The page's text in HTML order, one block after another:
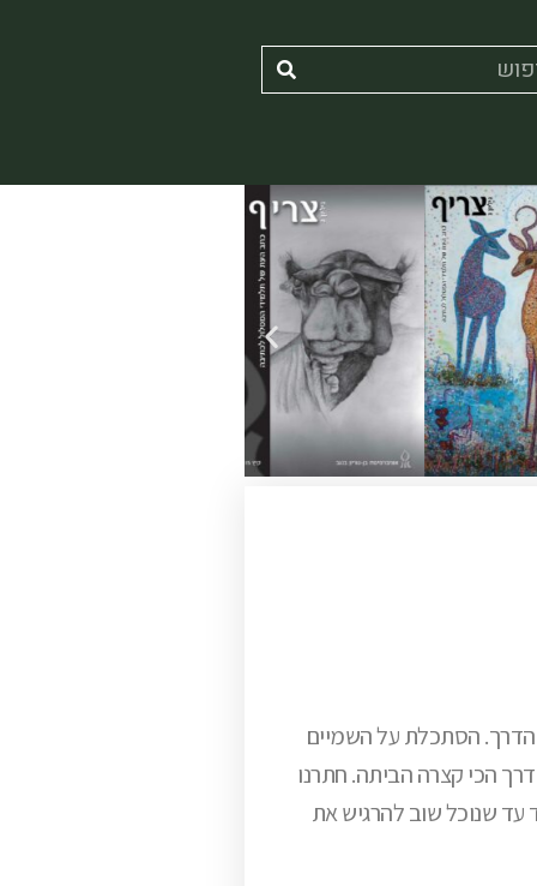
הדרך. הסתכלת על השמיים
הכי קצרה הביתה. חתרנו
עד שנוכל שוב להרגיש את